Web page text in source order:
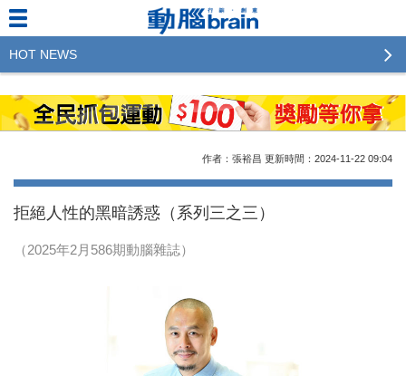
作者：張裕昌 更新時間：2024-11-22 09:04
拒絕人性的黑暗誘惑（系列三之三）
（2025年2月586期動腦雜誌）
HOT NEWS
2023行銷傳播傑出貢獻獎 啟動徵件！期許參賽作品
更創新及具影響力
2022行銷傳播傑出貢獻獎得獎名單揭曉，近400位行
感美照
2023台灣民生快消品牌排行 14億次國民消費揭曉品
域動行銷公布人事異動